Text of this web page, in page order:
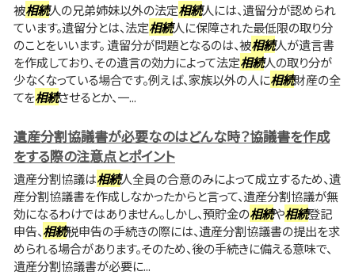
被相続人の兄弟姉妹以外の法定相続人には、遺留分が認められ
ています。遺留分とは、法定相続人に保障された最低限の取り分
のことをいいます。 遺留分が問題となるのは、被相続人が遺言書
を作成しており、その遺言の効力によって法定相続人の取り分が
少なくなっている場合です。例えば、家族以外の人に相続財産の全
てを相続させるとか、一...
遺産分割協議書が必要なのはどんな時？協議書を作成
をする際の注意点とポイント
遺産分割協議は相続人全員の合意のみによって成立するため、遺
産分割協議書を作成しなかったからと言って、遺産分割協議が無
効になるわけではありません。しかし、預貯金の相続や相続登記
申告、相続税申告の手続きの際には、遺産分割協議書の提出を求
められる場合があります。そのため、後の手続きに備える意味で、
遺産分割協議書が必要に...